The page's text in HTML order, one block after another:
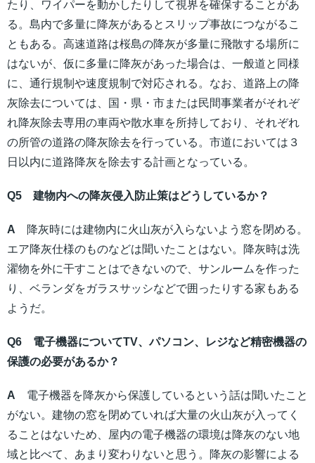
たり、ワイパーを動かしたりして視界を確保することがあ
る。島内で多量に降灰があるとスリップ事故につながるこ
ともある。高速道路は桜島の降灰が多量に飛散する場所に
はないが、仮に多量に降灰があった場合は、一般道と同様
に、通行規制や速度規制で対応される。なお、道路上の降
灰除去については、国・県・市または民間事業者がそれぞ
れ降灰除去専用の車両や散水車を所持しており、それぞれ
の所管の道路の降灰除去を行っている。市道においては３
日以内に道路降灰を除去する計画となっている。
Q5 建物内への降灰侵入防止策はどうしているか？
A 降灰時には建物内に火山灰が入らないよう窓を閉める。
エア降灰仕様のものなどは聞いたことはない。降灰時は洗
濯物を外に干すことはできないので、サンルームを作った
り、ベランダをガラスサッシなどで囲ったりする家もある
ようだ。
Q6 電子機器についてTV、パソコン、レジなど精密機器の
保護の必要があるか？
A 電子機器を降灰から保護しているという話は聞いたこと
がない。建物の窓を閉めていれば大量の火山灰が入ってく
ることはないため、屋内の電子機器の環境は降灰のない地
域と比べて、あまり変わりないと思う。降灰の影響による